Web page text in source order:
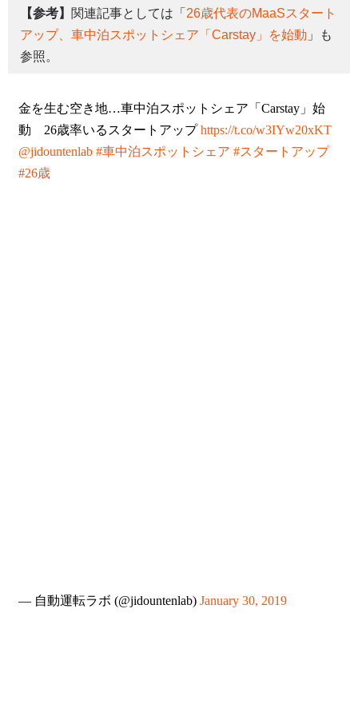
【参考】 関連記事としては「 26歳代表のMaaSスタート
アップ、車中泊スポットシェア「Carstay」を始動 」も
参照。
金を生む空き地…車中泊スポットシェア「Carstay」始
動 26歳率いるスタートアップhttps://t.co/w3IYw20xKT
@jidountenlab #車中泊スポットシェア #スタートアップ
#26歳
— 自動運転ラボ (@jidountenlab) January 30, 2019